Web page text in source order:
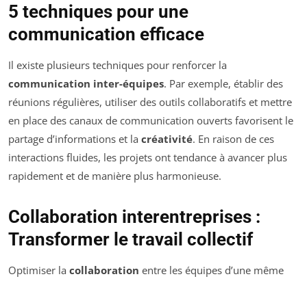
5 techniques pour une
communication efficace
Il existe plusieurs techniques pour renforcer la
communication inter-équipes. Par exemple, établir des
réunions régulières, utiliser des outils collaboratifs et mettre
en place des canaux de communication ouverts favorisent le
partage d’informations et la créativité. En raison de ces
interactions fluides, les projets ont tendance à avancer plus
rapidement et de manière plus harmonieuse.
Collaboration interentreprises :
Transformer le travail collectif
Optimiser la collaboration entre les équipes d’une même